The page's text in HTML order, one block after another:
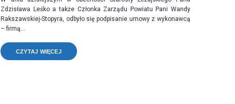
Zdzisława Leśko a także Członka Zarządu Powiatu Pani Wandy
Rakszawskiej-Stopyra, odbyło się podpisanie umowy z wykonawcą
– firmą...
CZYTAJ WIĘCEJ